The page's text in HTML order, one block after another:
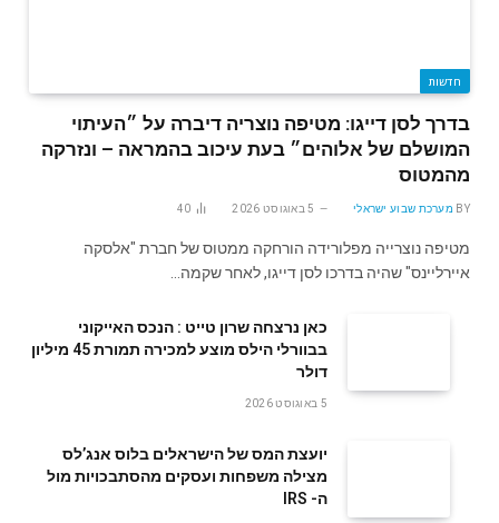
חדשות
בדרך לסן דייגו: מטיפה נוצריה דיברה על ״העיתוי
המושלם של אלוהים״ בעת עיכוב בהמראה – ונזרקה
מהמטוס
BY מערכת שבוע ישראלי 5 באוגוסט 2026 40
מטיפה נוצרייה מפלורידה הורחקה ממטוס של חברת "אלסקה
איירליינס" שהיה בדרכו לסן דייגו, לאחר שקמה…
‬דולר
5 באוגוסט 2026
‬ה- IRS